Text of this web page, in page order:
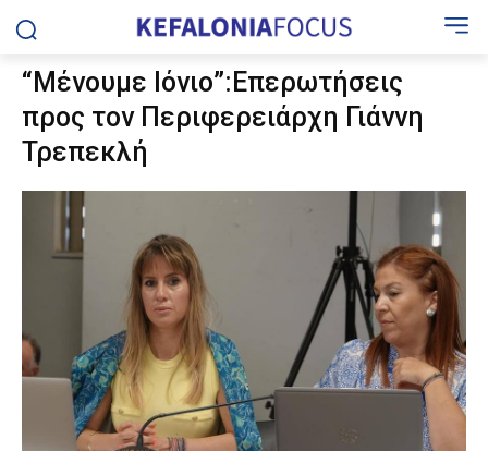
“Μένουμε Ιόνιο”:Επερωτήσεις
προς τον Περιφερειάρχη Γιάννη
Τρεπεκλή